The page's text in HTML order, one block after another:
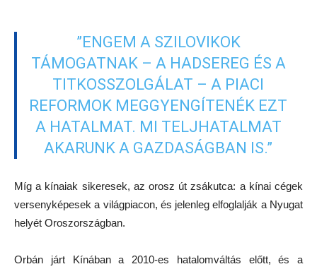
”ENGEM A SZILOVIKOK
TÁMOGATNAK – A HADSEREG ÉS A
TITKOSSZOLGÁLAT – A PIACI
REFORMOK MEGGYENGÍTENÉK EZT
A HATALMAT. MI TELJHATALMAT
AKARUNK A GAZDASÁGBAN IS.”
Míg a kínaiak sikeresek, az orosz út zsákutca: a kínai cégek
versenyképesek a világpiacon, és jelenleg elfoglalják a Nyugat
helyét Oroszországban.
Orbán járt Kínában a 2010-es hatalomváltás előtt, és a